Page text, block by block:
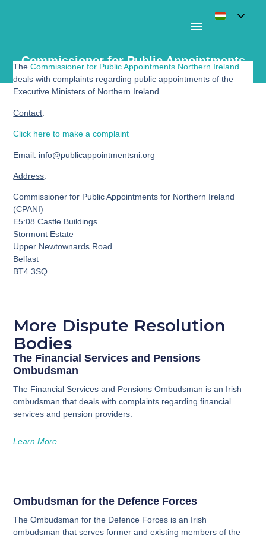
Commissioner for Public Appointments
Northern Ireland
TheCommissioner for Public Appointments Northern Ireland
deals with complaints regarding public appointments of the
Executive Ministers of Northern Ireland.
Contact:
Click here to make a complaint
Email: info@publicappointmentsni.org
Address:
Commissioner for Public Appointments for Northern Ireland
(CPANI)
E5:08 Castle Buildings
Stormont Estate
Upper Newtownards Road
Belfast
BT4 3SQ
More Dispute Resolution
Bodies
The Financial Services and Pensions
Ombudsman
The Financial Services and Pensions Ombudsman is an Irish
ombudsman that deals with complaints regarding financial
services and pension providers.
Learn More
Ombudsman for the Defence Forces
The Ombudsman for the Defence Forces is an Irish
ombudsman that serves former and existing members of the